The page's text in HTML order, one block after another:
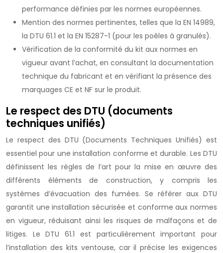
performance définies par les normes européennes.
Mention des normes pertinentes, telles que la EN 14989,
la DTU 61.1 et la EN 15287-1 (pour les poêles à granulés).
Vérification de la conformité du kit aux normes en
vigueur avant l’achat, en consultant la documentation
technique du fabricant et en vérifiant la présence des
marquages CE et NF sur le produit.
Le respect des DTU (documents
techniques unifiés)
Le respect des DTU (Documents Techniques Unifiés) est
essentiel pour une installation conforme et durable. Les DTU
définissent les règles de l’art pour la mise en œuvre des
différents éléments de construction, y compris les
systèmes d’évacuation des fumées. Se référer aux DTU
garantit une installation sécurisée et conforme aux normes
en vigueur, réduisant ainsi les risques de malfaçons et de
litiges. Le DTU 61.1 est particulièrement important pour
l’installation des kits ventouse, car il précise les exigences